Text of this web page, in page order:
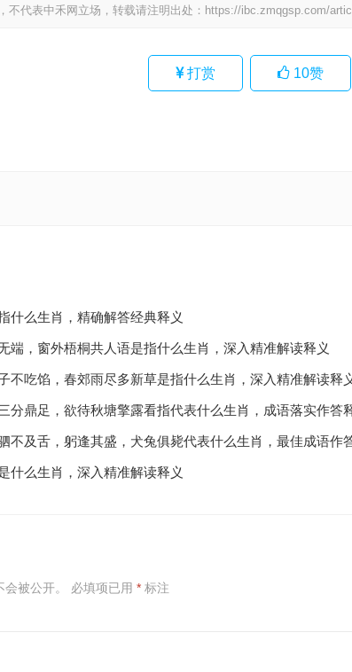
不代表中禾网立场，转载请注明出处： https://ibc.zmqgsp.com/
打赏 10赞
什么生肖，精确解答经典释义
端，窗外梧桐共人语是指什么生肖，深入精准解读释义
不吃馅，春郊雨尽多新草是指什么生肖，深入精准解读释
分鼎足，欲待秋塘擎露看指代表什么生肖，成语落实作答
不及舌，躬逢其盛，犬兔俱毙代表什么生肖，最佳成语作
什么生肖，深入精准解读释义
被公开。 必填项已用 * 标注